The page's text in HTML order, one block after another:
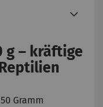
g – kräftige
Gramm